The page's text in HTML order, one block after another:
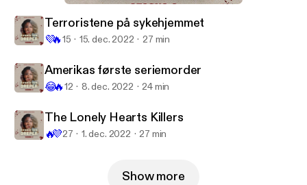
Kvinner som dreper
Terroristene på sykehjemmet
💜🔥15 15. dec. 2022 27 min
Amerikas første seriemorder
😂🔥12 8. dec. 2022 24 min
The Lonely Hearts Killers
🔥💜27 1. dec. 2022 27 min
Show more